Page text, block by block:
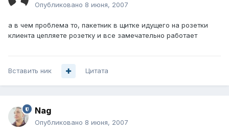
Опубликовано 8 июня, 2007
а в чем проблема то, пакетник в щитке идущего на розетки
клиента цепляете розетку и все замечательно работает
Вставить ник Цитата
Nag
Опубликовано 8 июня, 2007